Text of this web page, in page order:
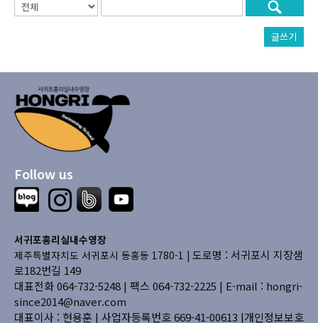
글쓰기
Follow us
서귀포홍리실내수영장
제주특별자치도 서귀포시 동홍동 1780-1 | 도로명 : 서귀포시 지장샘
로182번길 149
대표전화 064-732-5248 | 팩스 064-732-2225 | E-mail : hongri-
since2014@naver.com
대표이사 : 현용훈 | 사업자등록번호 669-41-00613 |개인정보보호